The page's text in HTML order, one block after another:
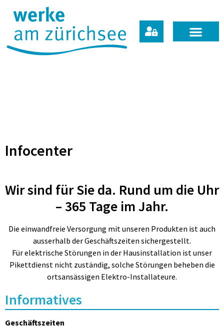
Infocenter
Wir sind für Sie da. Rund um die Uhr
– 365 Tage im Jahr.
Die einwandfreie Versorgung mit unseren Produkten ist auch
ausserhalb der Geschäftszeiten sichergestellt.
Für elektrische Störungen in der Hausinstallation ist unser
Pikettdienst nicht zuständig, solche Störungen beheben die
ortsansässigen Elektro-Installateure.
Informatives
Geschäftszeiten